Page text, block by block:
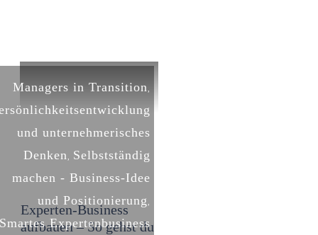
Managers in Transition
und unternehmerisches
Denken Selbstständig
machen - Business-Idee
und Positionierung
Expertenbusiness
Experten-Business
aufbauen – So gehst du